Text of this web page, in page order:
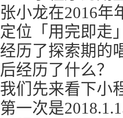
张小龙在2016年
定位「用完即走
经历了探索期的
后经历了什么？
我们先来看下小
第一次是